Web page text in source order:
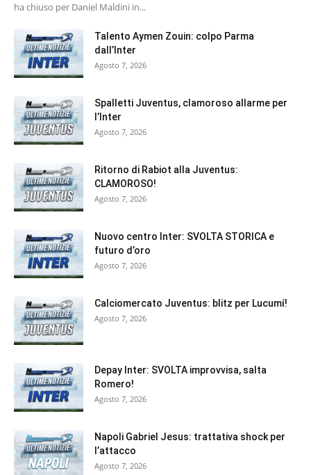
ha chiuso per Daniel Maldini in...
Talento Aymen Zouin: colpo Parma
dall’Inter
Agosto 7, 2026
Spalletti Juventus, clamoroso allarme per
l’Inter
Agosto 7, 2026
Ritorno di Rabiot alla Juventus:
CLAMOROSO!
Agosto 7, 2026
Nuovo centro Inter: SVOLTA STORICA e
futuro d’oro
Agosto 7, 2026
Calciomercato Juventus: blitz per Lucumí!
Agosto 7, 2026
Depay Inter: SVOLTA improvvisa, salta
Romero!
Agosto 7, 2026
Napoli Gabriel Jesus: trattativa shock per
l’attacco
Agosto 7, 2026